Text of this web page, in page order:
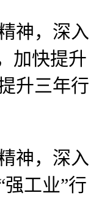
神，深入
加快提升
升三年行
神，深入
工业”行